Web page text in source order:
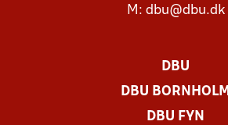
M: dbu@dbu.dk
DBU
DBU BORNHOLM
DBU FYN